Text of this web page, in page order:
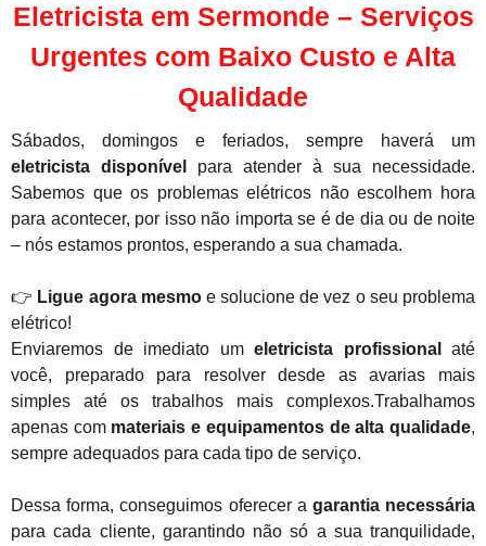
Eletricista em Sermonde – Serviços
Urgentes com Baixo Custo e Alta
Qualidade
Sábados, domingos e feriados, sempre haverá um
eletricista disponível
para atender à sua necessidade.
Sabemos que os problemas elétricos não escolhem hora
para acontecer, por isso não importa se é de dia ou de noite
– nós estamos prontos, esperando a sua chamada.
👉 Ligue agora mesmoe solucione de vez o seu problema
elétrico!
Enviaremos de imediato um eletricista profissional
até
você, preparado para resolver desde as avarias mais
simples até os trabalhos mais complexos.Trabalhamos
apenas com materiais e equipamentos de alta qualidade,
sempre adequados para cada tipo de serviço.
Dessa forma, conseguimos oferecer a garantia necessária
para cada cliente, garantindo não só a sua tranquilidade,